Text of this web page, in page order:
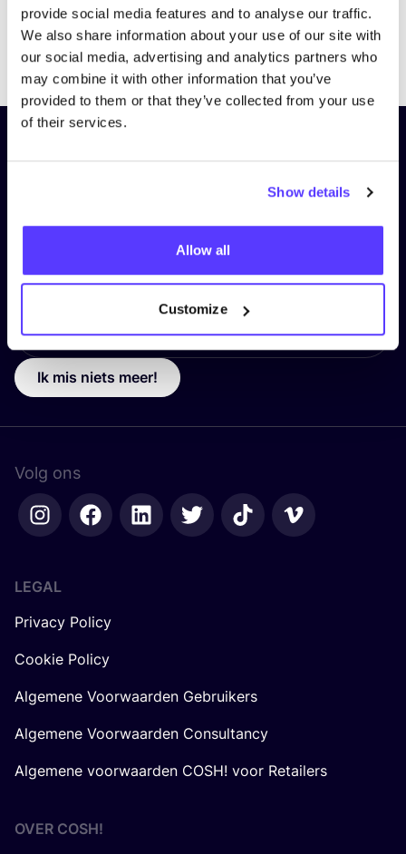
provide social media features and to analyse our traffic.
We also share information about your use of our site with
our social media, advertising and analytics partners who
may combine it with other information that you’ve
provided to them or that they’ve collected from your use
of their services.
Show details
Allow all
Customize
PreviousNext
Ik mis niets meer!
Volg ons
LEGAL
Privacy Policy
Cookie Policy
Algemene Voorwaarden Gebruikers
Algemene Voorwaarden Consultancy
Algemene voorwaarden COSH! voor Retailers
OVER COSH!